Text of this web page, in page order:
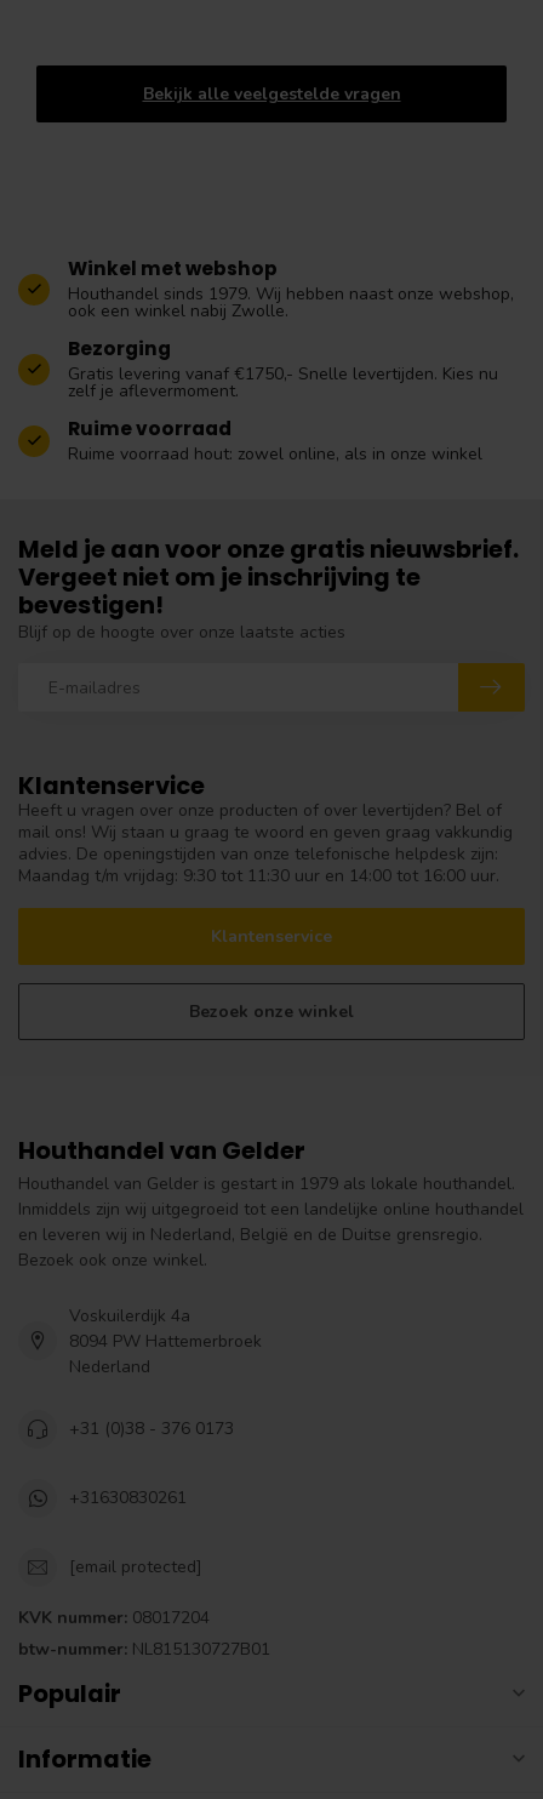
Bekijk alle veelgestelde vragen
Winkel met webshop
Houthandel sinds 1979. Wij hebben naast onze webshop,
ook een winkel nabij Zwolle.
Bezorging
Gratis levering vanaf €1750,- Snelle levertijden. Kies nu
zelf je aflevermoment.
Ruime voorraad
Ruime voorraad hout: zowel online, als in onze winkel
Klantenservice
Heeft u vragen over onze producten of over levertijden? Bel of
mail ons! Wij staan u graag te woord en geven graag vakkundig
advies. De openingstijden van onze telefonische helpdesk zijn:
Maandag t/m vrijdag: 9:30 tot 11:30 uur en 14:00 tot 16:00 uur.
Klantenservice
Bezoek onze winkel
Meld je aan voor onze gratis nieuwsbrief.
Vergeet niet om je inschrijving te
bevestigen!
Blijf op de hoogte over onze laatste acties
Houthandel van Gelder
Houthandel van Gelder is gestart in 1979 als lokale houthandel.
Inmiddels zijn wij uitgegroeid tot een landelijke online houthandel
en leveren wij in Nederland, België en de Duitse grensregio.
Bezoek ook onze winkel.
Voskuilerdijk 4a
8094 PW Hattemerbroek
Nederland
+31 (0)38 - 376 0173
+31630830261
[email protected]
KVK nummer: 08017204
btw-nummer: NL815130727B01
Populair
Informatie